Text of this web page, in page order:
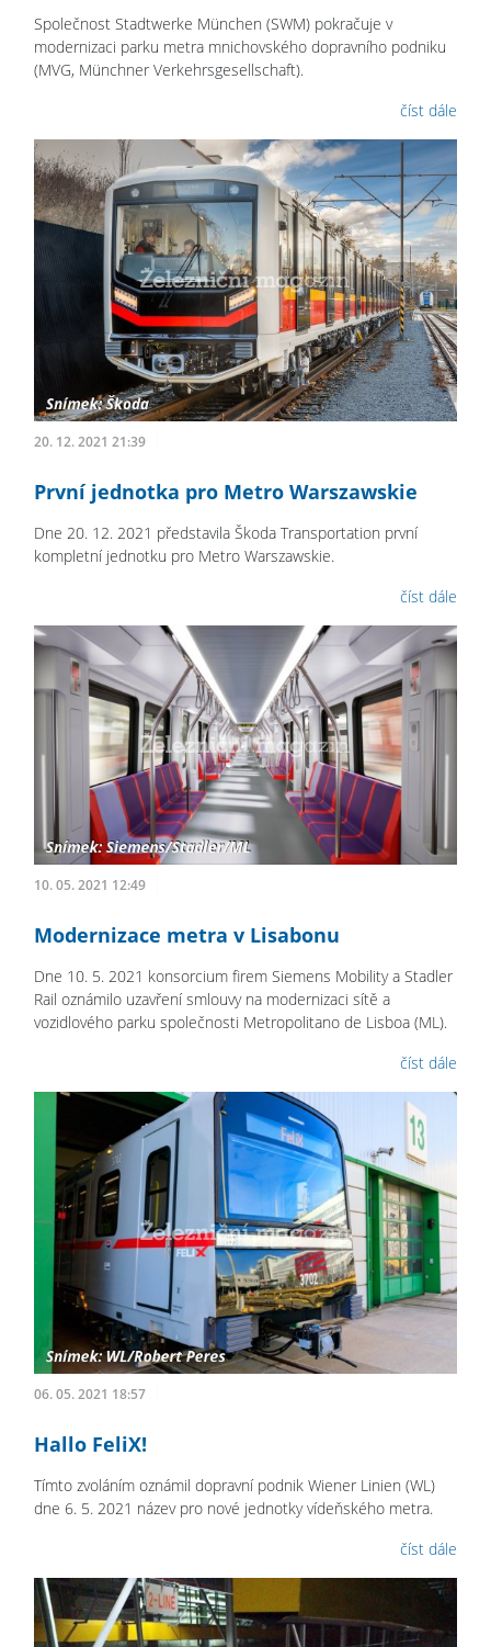
Společnost Stadtwerke München (SWM) pokračuje v
modernizaci parku metra mnichovského dopravního podniku
(MVG, Münchner Verkehrsgesellschaft).
číst dále
20. 12. 2021 21:39
První jednotka pro Metro Warszawskie
Dne 20. 12. 2021 představila Škoda Transportation první
kompletní jednotku pro Metro Warszawskie.
číst dále
10. 05. 2021 12:49
Modernizace metra v Lisabonu
Dne 10. 5. 2021 konsorcium firem Siemens Mobility a Stadler
Rail oznámilo uzavření smlouvy na modernizaci sítě a
vozidlového parku společnosti Metropolitano de Lisboa (ML).
číst dále
06. 05. 2021 18:57
Hallo FeliX!
Tímto zvoláním oznámil dopravní podnik Wiener Linien (WL)
dne 6. 5. 2021 název pro nové jednotky vídeňského metra.
číst dále